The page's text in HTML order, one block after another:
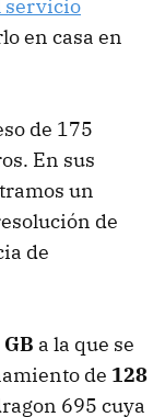
servicio
en casa en
de 175
En sus
un
de
de
a la que se
de 128
695 cuya